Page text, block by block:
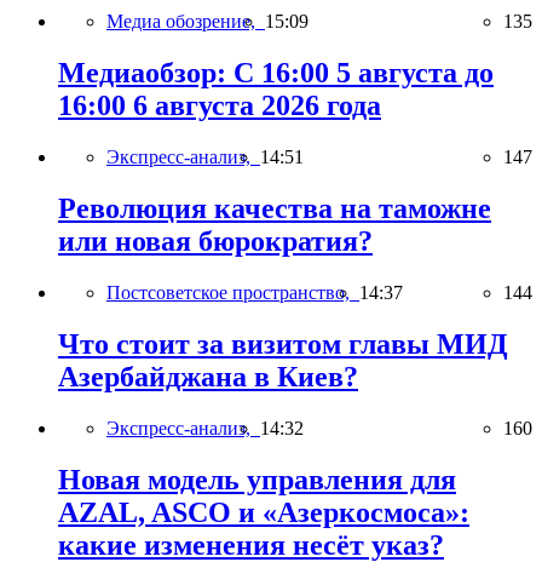
Медиа обозрение, 15:09 135
Медиаобзор: С 16:00 5 августа до
16:00 6 августа 2026 года
Экспресс-анализ, 14:51 147
Революция качества на таможне
или новая бюрократия?
Постсоветское пространство, 14:37 144
Что стоит за визитом главы МИД
Азербайджана в Киев?
Экспресс-анализ, 14:32 160
Новая модель управления для
AZAL, ASCO и «Азеркосмоса»:
какие изменения несёт указ?